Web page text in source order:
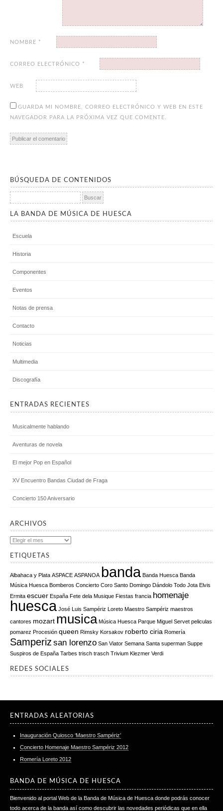
NOMBRE *
CORREO ELECTRÓNICO *
WEB
GUARDA MI NOMBRE, CORREO ELECTRÓNICO Y WEB EN ESTE
NAVEGADOR PARA LA PRÓXIMA VEZ QUE COMENTE.
BÚSQUEDA DE CONTENIDOS
Buscar:
LA BANDA DE MÚSICA DE HUESCA
Escuela
Historia
Componentes
Eventos
Notas de prensa
Contacto
Noticias
Multimedia
Discografía
ENTRADAS RECIENTES
Musicalmente hablando
Aventuras de novela
El mejor Pop en Español
XV Encuentro Bandas Ciudad de Fraga
Concierto 150 Aniversario
ARCHIVOS
Archivos
ETIQUETAS
Albahaca y Plata ASPACE ASPANOA banda Banda Huesca Banda
Música Huesca Bomberos Concierto Coro Santo Domingo Dándolo Todo Jota Elvis
Ermita escuer España Fete dela Musique Fiestas francia homenaje
huesca José Luis Sampériz Loreto Maestro Sampériz maestros
cantores mozart musica Música Huesca Parque Miguel Servet peliculas
pomarez Procesión queen Rimsky Korsakov roberto ciria Romería
Samperiz san lorenzo San Viator Semana Santa superman Suppe
Suspiros de España Tarbes trisch trasch Trivium Klezmer Verdi
REDES SOCIALES
ENTRADAS ALEATORIAS
Inauguración Quiosco ‘Maestro Sampériz’
Concierto Homenaje Maestro Sampériz 2012
Romería Loreto 2012
BANDA DE MÚSICA DE HUESCA
Bienvenido al portal Web de la Banda de Música de Huesca donde podrás conocer
todo acerca de la banda así como descubrir las novedades periódicas que en ella